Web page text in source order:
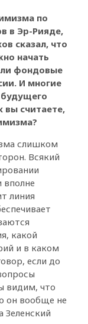
по
в Эр-Рияде,
сказал, что
начать
фондовые
И многие
вы считаете,
слишком
Всякий
вполне
линия
какой
и в каком
если до
видим, что
он вообще не
Зеленский